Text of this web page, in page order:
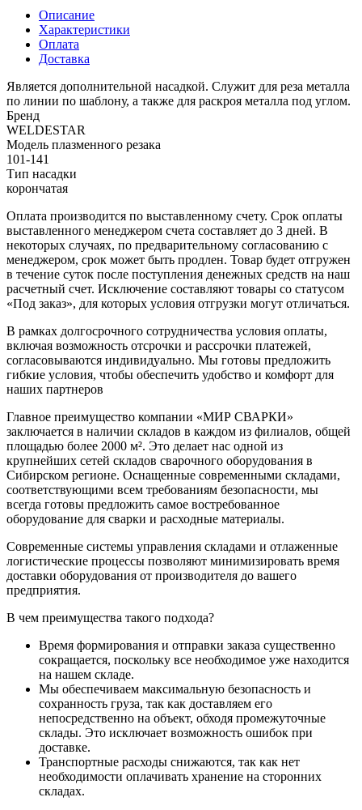
Описание
Характеристики
Оплата
Доставка
Является дополнительной насадкой. Служит для реза металла
по линии по шаблону, а также для раскроя металла под углом.
Бренд
WELDESTAR
Модель плазменного резака
101-141
Тип насадки
корончатая
Оплата производится по выставленному счету. Срок оплаты
выставленного менеджером счета составляет до 3 дней. В
некоторых случаях, по предварительному согласованию с
менеджером, срок может быть продлен. Товар будет отгружен
в течение суток после поступления денежных средств на наш
расчетный счет. Исключение составляют товары со статусом
«Под заказ», для которых условия отгрузки могут отличаться.
В рамках долгосрочного сотрудничества условия оплаты,
включая возможность отсрочки и рассрочки платежей,
согласовываются индивидуально. Мы готовы предложить
гибкие условия, чтобы обеспечить удобство и комфорт для
наших партнеров
Главное преимущество компании «МИР СВАРКИ»
заключается в наличии складов в каждом из филиалов, общей
площадью более 2000 м². Это делает нас одной из
крупнейших сетей складов сварочного оборудования в
Сибирском регионе. Оснащенные современными складами,
соответствующими всем требованиям безопасности, мы
всегда готовы предложить самое востребованное
оборудование для сварки и расходные материалы.
Современные системы управления складами и отлаженные
логистические процессы позволяют минимизировать время
доставки оборудования от производителя до вашего
предприятия.
В чем преимущества такого подхода?
Время формирования и отправки заказа существенно
сокращается, поскольку все необходимое уже находится
на нашем складе.
Мы обеспечиваем максимальную безопасность и
сохранность груза, так как доставляем его
непосредственно на объект, обходя промежуточные
склады. Это исключает возможность ошибок при
доставке.
Транспортные расходы снижаются, так как нет
необходимости оплачивать хранение на сторонних
складах.